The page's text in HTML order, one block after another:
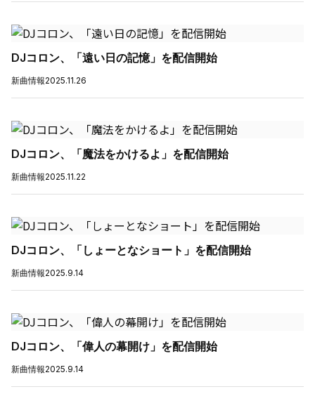
DJコロン、「遠い日の記憶」を配信開始
新曲情報2025.11.26
DJコロン、「魔法をかけるよ」を配信開始
新曲情報2025.11.22
DJコロン、「しょーとなショート」を配信開始
新曲情報2025.9.14
DJコロン、「偉人の幕開け」を配信開始
新曲情報2025.9.14